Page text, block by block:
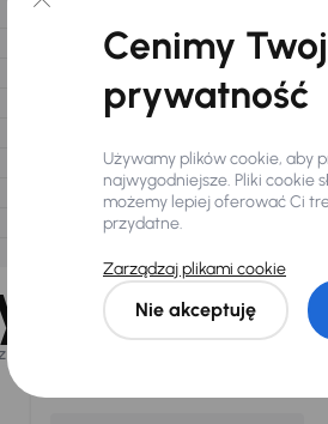
dla Ciebie
naszej oferty. Kupimy dla Ciebie
Cenimy
prywatność
Używamy plików cookie, aby
najwygodniejsze. Pliki cookie
możemy lepiej oferować Ci
przydatne.
Zarządzaj plikami cookie
Nie akceptuję